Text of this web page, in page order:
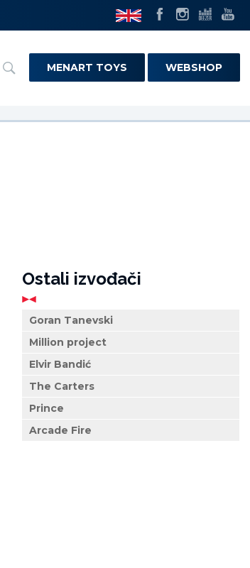
MENART TOYS WEBSHOP
Ostali izvođači
Goran Tanevski
Million project
Elvir Bandić
The Carters
Prince
Arcade Fire